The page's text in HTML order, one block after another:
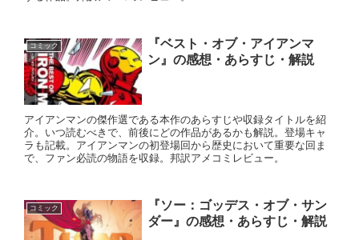
コミック
『ベスト・オブ・アイアンマ
ン』の感想・あらすじ・解説
アイアンマンの傑作選である本作のあらすじや収録タイトルを紹
介。いつ読むべきで、前後にどの作品があるかも解説。登場キャ
ラも記載。アイアンマンの初登場回から歴史において重要な回ま
で、ファン必読の物語を収録。邦訳アメコミレビュー。
コミック
『ソー：ゴッデス・オブ・サン
ダー』の感想・あらすじ・解説